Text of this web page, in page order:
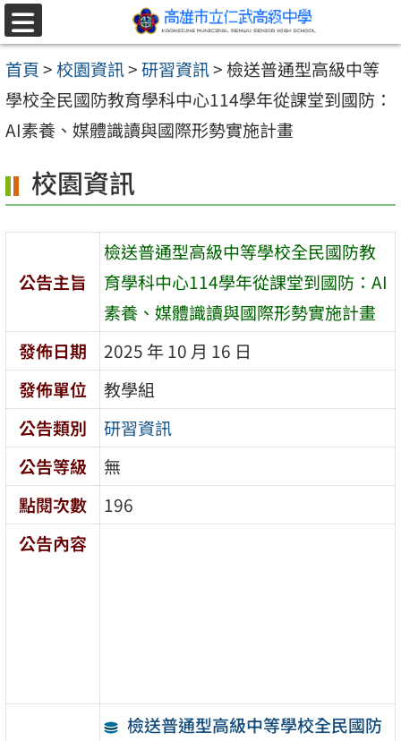
跳至主要內容區
選
單
首頁>校園資訊>研習資訊> 檢送普通型高級中等
學校全民國防教育學科中心114學年從課堂到國防：
AI素養、媒體識讀與國際形勢實施計畫
校園資訊
公告主旨
檢送普通型高級中等學校全民國防教
育學科中心114學年從課堂到國防：AI
素養、媒體識讀與國際形勢實施計畫
發佈日期
2025 年 10 月 16 日
發佈單位
教學組
公告類別
研習資訊
公告等級
無
點閱次數
196
公告內容
檢送普通型高級中等學校全民國防